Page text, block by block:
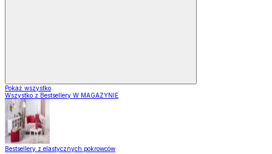
Pokaż wszystko
Wszystko z Bestsellery W MAGAZYNIE
Bestsellery z elastycznych pokrowców